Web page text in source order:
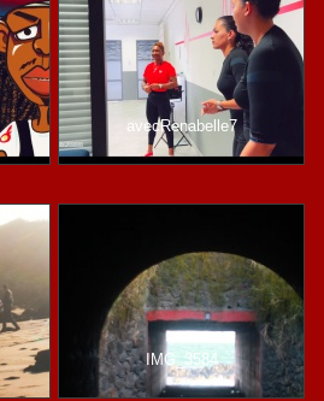
avecRenabelle7
IMG_3584